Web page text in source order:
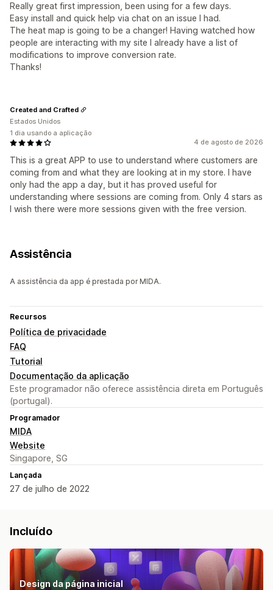
Really great first impression, been using for a few days.
Easy install and quick help via chat on an issue I had.
The heat map is going to be a changer! Having watched how
people are interacting with my site I already have a list of
modifications to improve conversion rate.
Thanks!
4 de agosto de 2026
This is a great APP to use to understand where customers are
coming from and what they are looking at in my store. I have
only had the app a day, but it has proved useful for
understanding where sessions are coming from. Only 4 stars as
I wish there were more sessions given with the free version.
Created and Crafted
Estados Unidos
1 dia usando a aplicação
Assistência
A assistência da app é prestada por MIDA.
Recursos
Política de privacidade
FAQ
Tutorial
Documentação da aplicação
Este programador não oferece assistência direta em Português
(portugal).
Programador
MIDA
Website
Singapore, SG
Lançada
27 de julho de 2022
Incluído
Design da página inicial